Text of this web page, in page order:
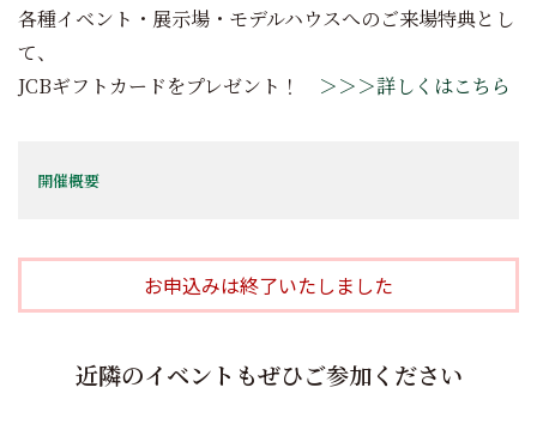
各種イベント・展示場・モデルハウスへのご来場特典とし
て、
JCBギフトカードをプレゼント！ ＞＞＞詳しくはこちら
開催概要
お申込みは終了いたしました
近隣のイベントもぜひご参加ください